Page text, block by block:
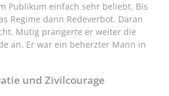
Publikum einfach sehr beliebt. Bis
Regime dann Redeverbot. Daran
Mutig prangerte er weiter die
an. Er war ein beherzter Mann in
und Zivilcourage